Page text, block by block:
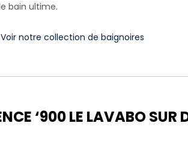
bain ultime.
Voir notre collection de baignoires
‘900 LE LAVABO SUR